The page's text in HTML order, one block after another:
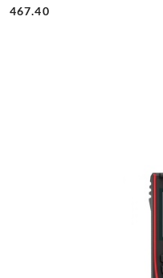
Cena:
Cena:
467.40